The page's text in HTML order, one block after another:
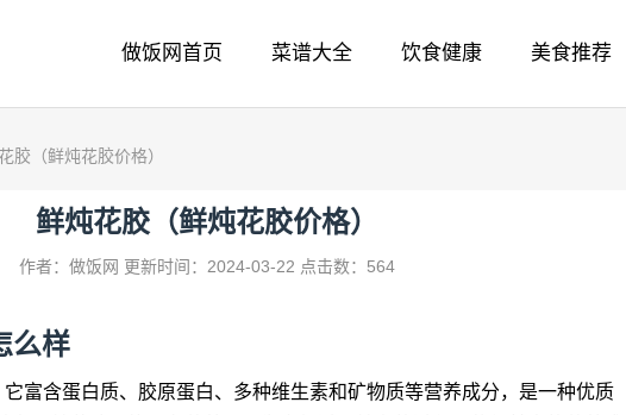
做饭网首页 菜谱大全 饮食健康 美食推荐
胶（鲜炖花胶价格）
鲜炖花胶（鲜炖花胶价格）
作者：做饭网 更新时间：2024-03-22 点击数：564
么样
富含蛋白质、胶原蛋白、多种维生素和矿物质等营养成分，是一种优质